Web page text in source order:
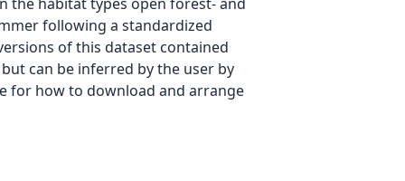
the habitat types open forest- and
following a standardized
of this dataset contained
can be inferred by the user by
for how to download and arrange